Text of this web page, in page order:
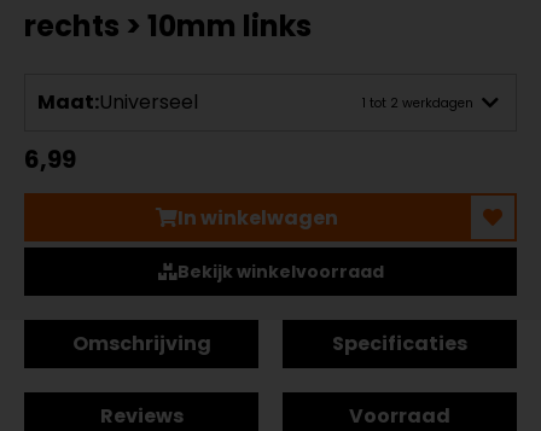
rechts > 10mm links
Maat:Universeel 1 tot 2 werkdagen
6,99
In winkelwagen
Bekijk winkelvoorraad
Omschrijving Specificaties
Reviews Voorraad